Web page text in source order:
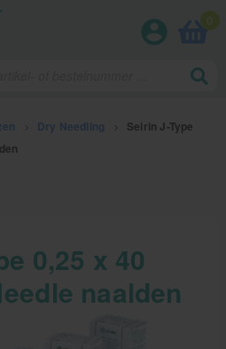
0
Dry Needling
Seirin J-Type
0,25 x 40
naalden